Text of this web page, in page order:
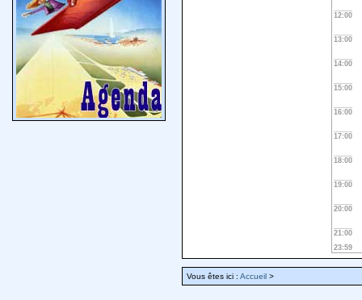
12:00
13:00
14:00
15:00
16:00
17:00
18:00
19:00
20:00
21:00
23:59
Vous êtes ici : Accueil >